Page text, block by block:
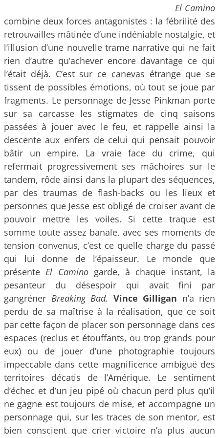
El Camino
combine deux forces antagonistes : la fébrilité des
retrouvailles mâtinée d’une indéniable nostalgie, et
l’illusion d’une nouvelle trame narrative qui ne fait
rien d’autre qu’achever encore davantage ce qui
l’était déjà. C’est sur ce canevas étrange que se
tissent de possibles émotions, où tout se joue par
fragments. Le personnage de Jesse Pinkman porte
sur sa carcasse les stigmates de cinq saisons
passées à jouer avec le feu, et rappelle ainsi la
descente aux enfers de celui qui pensait pouvoir
bâtir un empire. La vraie face du crime, qui
refermait progressivement ses mâchoires sur le
tandem, rôde ainsi dans la plupart des séquences,
par des traumas de flash-backs ou les lieux et
personnes que Jesse est obligé de croiser avant de
pouvoir mettre les voiles. Si cette traque est
somme toute assez banale, avec ses moments de
tension convenus, c’est ce quelle charge du passé
qui lui donne de l’épaisseur. Le monde que
présenteEl Caminogarde, à chaque instant, la
pesanteur du désespoir qui avait fini par
gangréner Breaking Bad. Vince Gilligan n’a rien
perdu de sa maîtrise à la réalisation, que ce soit
par cette façon de placer son personnage dans ces
espaces (reclus et étouffants, ou trop grands pour
eux) ou de jouer d’une photographie toujours
impeccable dans cette magnificence ambiguë des
territoires décatis de l’Amérique. Le sentiment
d’échec et d’un jeu pipé où chacun perd plus qu’il
ne gagne est toujours de mise, et accompagne un
personnage qui, sur les traces de son mentor, est
bien conscient que crier victoire n’a plus aucun